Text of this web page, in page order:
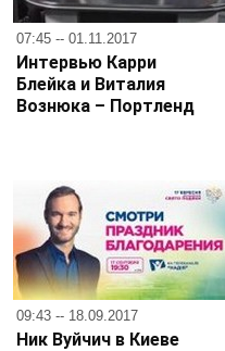
07:45 -- 01.11.2017
Интервью Карри
Блейка и Виталия
Вознюка – Портленд
09:43 -- 18.09.2017
Ник Вуйчич в Киеве